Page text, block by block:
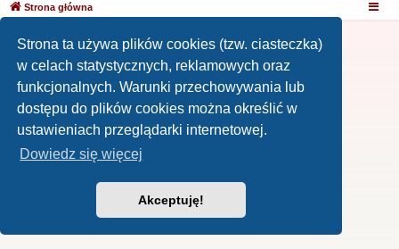
Strona ta używa plików cookies (tzw. ciasteczka)
w celach statystycznych, reklamowych oraz
funkcjonalnych. Warunki przechowywania lub
dostępu do plików cookies można określić w
ustawieniach przeglądarki internetowej.
Dowiedz się więcej
Akceptuję!
Strona główna